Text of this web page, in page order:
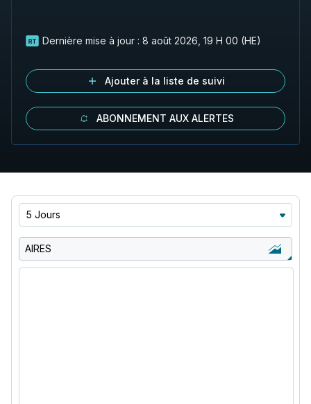
Dernière mise à jour : 8 août 2026, 19 H 00 (HE)
Ajouter à la liste de suivi
ABONNEMENT AUX ALERTES
5 Jours
AIRES